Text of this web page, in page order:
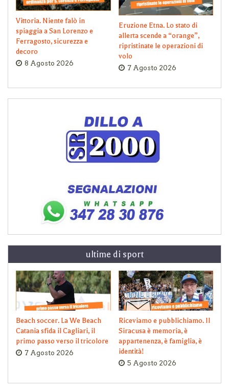
Vittoria. Niente falò in
spiaggia a San Lorenzo e
Ferragosto, sicurezza e
decoro
8 Agosto 2026
Eruzione Etna. Lo stato di
allerta scende a “orange”,
ripristinate le operazioni di
volo
7 Agosto 2026
ultime di sport
Beach soccer. La We Beach
Catania sfida il Cagliari, il
primo passo verso il tricolore
7 Agosto 2026
Riceviamo e pubblichiamo. Il
Siracusa è memoria, è
appartenenza, è famiglia, è
identità!
5 Agosto 2026